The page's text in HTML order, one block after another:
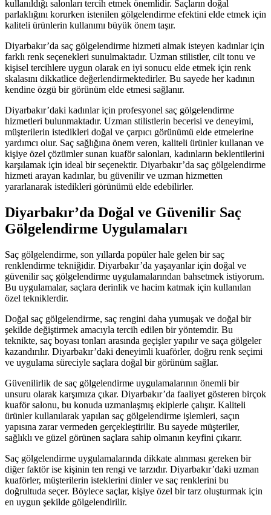
kullanıldığı salonları tercih etmek önemlidir. Saçların doğal
parlaklığını korurken istenilen gölgelendirme efektini elde etmek için
kaliteli ürünlerin kullanımı büyük önem taşır.
Diyarbakır’da saç gölgelendirme hizmeti almak isteyen kadınlar için
farklı renk seçenekleri sunulmaktadır. Uzman stilistler, cilt tonu ve
kişisel tercihlere uygun olarak en iyi sonucu elde etmek için renk
skalasını dikkatlice değerlendirmektedirler. Bu sayede her kadının
kendine özgü bir görünüm elde etmesi sağlanır.
Diyarbakır’daki kadınlar için profesyonel saç gölgelendirme
hizmetleri bulunmaktadır. Uzman stilistlerin becerisi ve deneyimi,
müşterilerin istedikleri doğal ve çarpıcı görünümü elde etmelerine
yardımcı olur. Saç sağlığına önem veren, kaliteli ürünler kullanan ve
kişiye özel çözümler sunan kuaför salonları, kadınların beklentilerini
karşılamak için ideal bir seçenektir. Diyarbakır’da saç gölgelendirme
hizmeti arayan kadınlar, bu güvenilir ve uzman hizmetten
yararlanarak istedikleri görünümü elde edebilirler.
Diyarbakır’da Doğal ve Güvenilir Saç
Gölgelendirme Uygulamaları
Saç gölgelendirme, son yıllarda popüler hale gelen bir saç
renklendirme tekniğidir. Diyarbakır’da yaşayanlar için doğal ve
güvenilir saç gölgelendirme uygulamalarından bahsetmek istiyorum.
Bu uygulamalar, saçlara derinlik ve hacim katmak için kullanılan
özel tekniklerdir.
Doğal saç gölgelendirme, saç rengini daha yumuşak ve doğal bir
şekilde değiştirmek amacıyla tercih edilen bir yöntemdir. Bu
teknikte, saç boyası tonları arasında geçişler yapılır ve saça gölgeler
kazandırılır. Diyarbakır’daki deneyimli kuaförler, doğru renk seçimi
ve uygulama süreciyle saçlara doğal bir görünüm sağlar.
Güvenilirlik de saç gölgelendirme uygulamalarının önemli bir
unsuru olarak karşımıza çıkar. Diyarbakır’da faaliyet gösteren birçok
kuaför salonu, bu konuda uzmanlaşmış ekiplerle çalışır. Kaliteli
ürünler kullanılarak yapılan saç gölgelendirme işlemleri, saçın
yapısına zarar vermeden gerçekleştirilir. Bu sayede müşteriler,
sağlıklı ve güzel görünen saçlara sahip olmanın keyfini çıkarır.
Saç gölgelendirme uygulamalarında dikkate alınması gereken bir
diğer faktör ise kişinin ten rengi ve tarzıdır. Diyarbakır’daki uzman
kuaförler, müşterilerin isteklerini dinler ve saç renklerini bu
doğrultuda seçer. Böylece saçlar, kişiye özel bir tarz oluşturmak için
en uygun şekilde gölgelendirilir.